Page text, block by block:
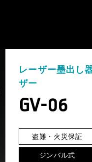
レーザー墨出し
ザー
GV-06
盗難・火災保証
ジンバル式